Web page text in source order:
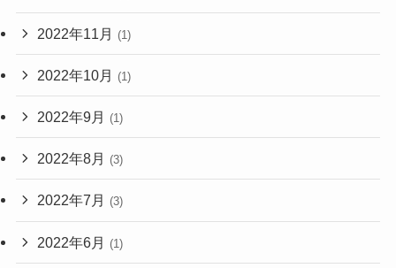
2022年11月 (1)
2022年10月 (1)
2022年9月 (1)
2022年8月 (3)
2022年7月 (3)
2022年6月 (1)